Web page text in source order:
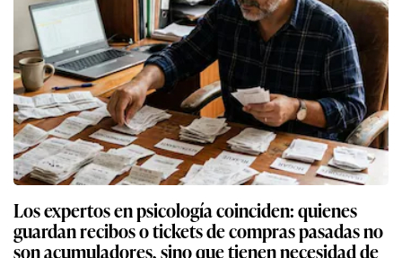
Los expertos en psicología coinciden: quienes
guardan recibos o tickets de compras pasadas no
son acumuladores, sino que tienen necesidad de